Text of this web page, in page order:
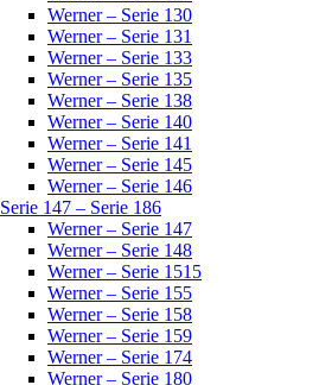
Werner – Serie 130
Werner – Serie 131
Werner – Serie 133
Werner – Serie 135
Werner – Serie 138
Werner – Serie 140
Werner – Serie 141
Werner – Serie 145
Werner – Serie 146
Serie 147 – Serie 186
Werner – Serie 147
Werner – Serie 148
Werner – Serie 1515
Werner – Serie 155
Werner – Serie 158
Werner – Serie 159
Werner – Serie 174
Werner – Serie 180